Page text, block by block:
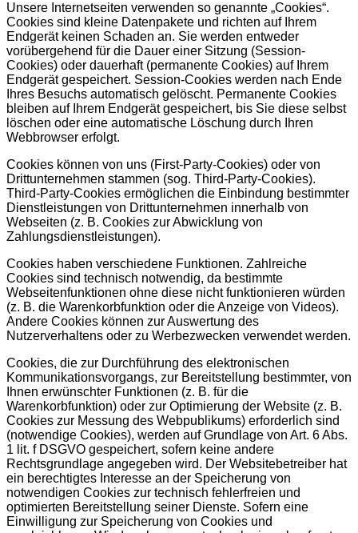
Unsere Internetseiten verwenden so genannte „Cookies“.
Cookies sind kleine Datenpakete und richten auf Ihrem
Endgerät keinen Schaden an. Sie werden entweder
vorübergehend für die Dauer einer Sitzung (Session-
Cookies) oder dauerhaft (permanente Cookies) auf Ihrem
Endgerät gespeichert. Session-Cookies werden nach Ende
Ihres Besuchs automatisch gelöscht. Permanente Cookies
bleiben auf Ihrem Endgerät gespeichert, bis Sie diese selbst
löschen oder eine automatische Löschung durch Ihren
Webbrowser erfolgt.
Cookies können von uns (First-Party-Cookies) oder von
Drittunternehmen stammen (sog. Third-Party-Cookies).
Third-Party-Cookies ermöglichen die Einbindung bestimmter
Dienstleistungen von Drittunternehmen innerhalb von
Webseiten (z. B. Cookies zur Abwicklung von
Zahlungsdienstleistungen).
Cookies haben verschiedene Funktionen. Zahlreiche
Cookies sind technisch notwendig, da bestimmte
Webseitenfunktionen ohne diese nicht funktionieren würden
(z. B. die Warenkorbfunktion oder die Anzeige von Videos).
Andere Cookies können zur Auswertung des
Nutzerverhaltens oder zu Werbezwecken verwendet werden.
Cookies, die zur Durchführung des elektronischen
Kommunikationsvorgangs, zur Bereitstellung bestimmter, von
Ihnen erwünschter Funktionen (z. B. für die
Warenkorbfunktion) oder zur Optimierung der Website (z. B.
Cookies zur Messung des Webpublikums) erforderlich sind
(notwendige Cookies), werden auf Grundlage von Art. 6 Abs.
1 lit. f DSGVO gespeichert, sofern keine andere
Rechtsgrundlage angegeben wird. Der Websitebetreiber hat
ein berechtigtes Interesse an der Speicherung von
notwendigen Cookies zur technisch fehlerfreien und
optimierten Bereitstellung seiner Dienste. Sofern eine
Einwilligung zur Speicherung von Cookies und